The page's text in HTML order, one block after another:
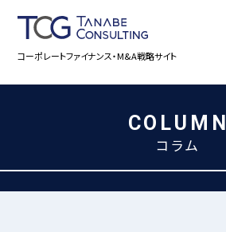
コーポレートファイナンス・M&A戦略サイト
COLUMN
コラム